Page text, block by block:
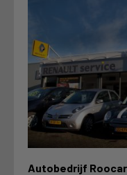
Autobedrijf Roocar